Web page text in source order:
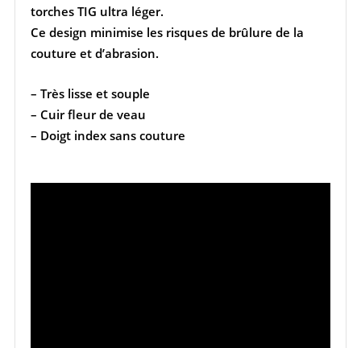
torches TIG ultra léger.
Ce design minimise les risques de brûlure de la
couture et d’abrasion.
– Très lisse et souple
– Cuir fleur de veau
– Doigt index sans couture